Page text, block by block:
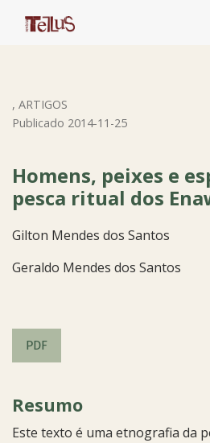
Homens, peixes e espíritos: a
, ARTIGOS
Homens, peixes e
pesca ritual dos
Publicado 2014-11-25
Gilton Mendes dos Santos
Geraldo Mendes dos Santos
PDF
Resumo
Este texto é uma etnografia da